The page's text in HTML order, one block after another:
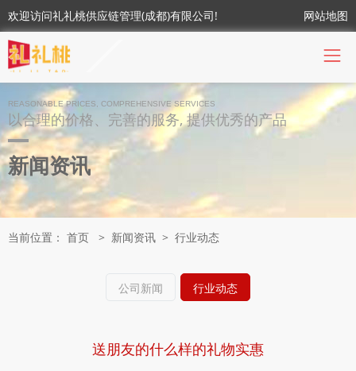
欢迎访问礼礼桃供应链管理(成都)有限公司! 网站地图
REASONABLE PRICES, COMPREHENSIVE SERVICES
以合理的价格、完善的服务, 提供优秀的产品
新闻资讯
当前位置： 首页 > 新闻资讯 > 行业动态
公司新闻 行业动态
送朋友的什么样的礼物实惠